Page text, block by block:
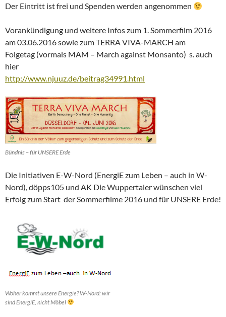
Der Eintritt ist frei und Spenden werden angenommen
Vorankündigung und weitere Infos zum 1. Sommerfilm 2016
am 03.06.2016 sowie zum TERRA VIVA-MARCH am
Folgetag (vormals MAM – March against Monsanto) s. auch
hier
http://www.njuuz.de/beitrag34991.html
Bündnis – für UNSERE Erde
Die Initiativen E-W-Nord (EnergiE zum Leben – auch in W-
Nord), döpps105 und AK Die Wuppertaler wünschen viel
Erfolg zum Start der Sommerfilme 2016 und für UNSERE Erde!
Woher kommt unsere Energie? W-Nord: wir
sind EnergiE, nicht Möbel